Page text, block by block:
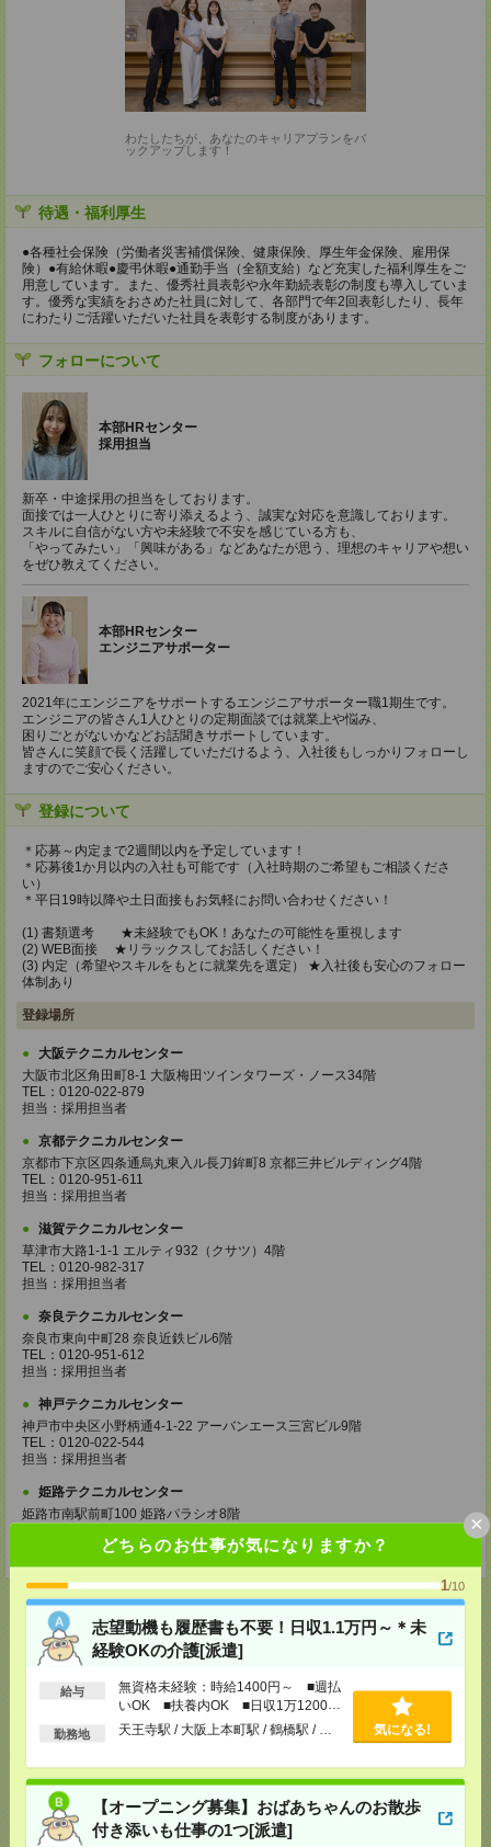
どちらのお仕事が気になりますか？
1/10
志望動機も履歴書も不要！日収1.1万円～＊未
経験OKの介護[派遣]
給与
無資格未経験：時給1400円～ ■週払
いOK ■扶養内OK ■日収1万1200円
以上
勤務地 天王寺駅 / 大阪上本町駅 / 鶴橋駅 / … 気になる!
【オープニング募集】おばあちゃんのお散歩
付き添いも仕事の1つ[派遣]
×
わたしたちが、あなたのキャリアプランをバ
ックアップします！
待遇・福利厚生
●各種社会保険（労働者災害補償保険、健康保険、厚生年金保険、雇用保
険）●有給休暇●慶弔休暇●通勤手当（全額支給）など充実した福利厚生をご
用意しています。また、優秀社員表彰や永年勤続表彰の制度も導入していま
す。優秀な実績をおさめた社員に対して、各部門で年2回表彰したり、長年
にわたりご活躍いただいた社員を表彰する制度があります。
フォローについて
本部HRセンター
採用担当
新卒・中途採用の担当をしております。
面接では一人ひとりに寄り添えるよう、誠実な対応を意識しております。
スキルに自信がない方や未経験で不安を感じている方も、
「やってみたい」「興味がある」などあなたが思う、理想のキャリアや想い
をぜひ教えてください。
本部HRセンター
エンジニアサポーター
2021年にエンジニアをサポートするエンジニアサポーター職1期生です。
エンジニアの皆さん1人ひとりの定期面談では就業上や悩み、
困りごとがないかなどお話聞きサポートしています。
皆さんに笑顔で長く活躍していただけるよう、入社後もしっかりフォローし
ますのでご安心ください。
登録について
＊応募～内定まで2週間以内を予定しています！
＊応募後1か月以内の入社も可能です（入社時期のご希望もご相談くださ
い）
＊平日19時以降や土日面接もお気軽にお問い合わせください！
(1) 書類選考 ★未経験でもOK！あなたの可能性を重視します
(2) WEB面接 ★リラックスしてお話しください！
(3) 内定（希望やスキルをもとに就業先を選定） ★入社後も安心のフォロー
体制あり
登録場所
大阪テクニカルセンター
大阪市北区角田町8-1 大阪梅田ツインタワーズ・ノース34階
TEL：0120-022-879
担当：採用担当者
京都テクニカルセンター
京都市下京区四条通烏丸東入ル長刀鉾町8 京都三井ビルディング4階
TEL：0120-951-611
担当：採用担当者
滋賀テクニカルセンター
草津市大路1-1-1 エルティ932（クサツ）4階
TEL：0120-982-317
担当：採用担当者
奈良テクニカルセンター
奈良市東向中町28 奈良近鉄ビル6階
TEL：0120-951-612
担当：採用担当者
神戸テクニカルセンター
神戸市中央区小野柄通4-1-22 アーバンエース三宮ビル9階
TEL：0120-022-544
担当：採用担当者
姫路テクニカルセンター
姫路市南駅前町100 姫路パラシオ8階
担当：採用担当者
応募ページへ
気になる！
メール で送る LINEで送る